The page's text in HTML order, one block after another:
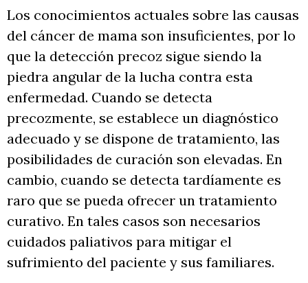
Los conocimientos actuales sobre las causas
del cáncer de mama son insuficientes, por lo
que la detección precoz sigue siendo la
piedra angular de la lucha contra esta
enfermedad. Cuando se detecta
precozmente, se establece un diagnóstico
adecuado y se dispone de tratamiento, las
posibilidades de curación son elevadas. En
cambio, cuando se detecta tardíamente es
raro que se pueda ofrecer un tratamiento
curativo. En tales casos son necesarios
cuidados paliativos para mitigar el
sufrimiento del paciente y sus familiares.